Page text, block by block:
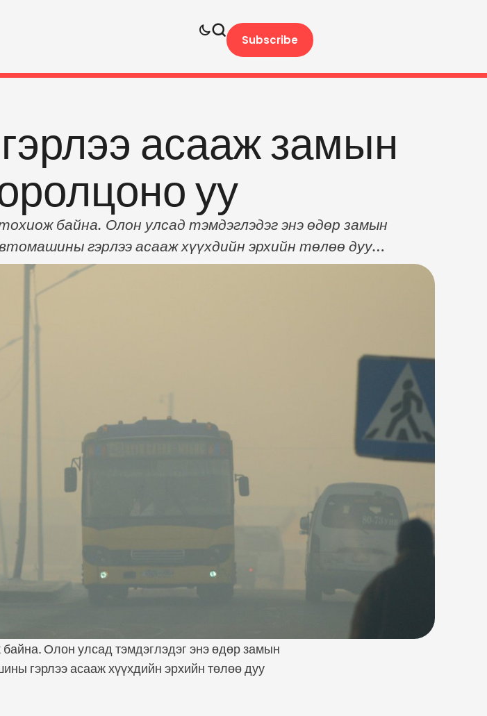
Subscribe
асааж замын
уу
байна. Олон улсад тэмдэглэдэг энэ өдөр замын
гэрлээ асааж хүүхдийн эрхийн төлөө дуу
багачуулаа хүндэтгэн гэрлээ асааж замын хөдөлгөөнд
уриаллаа.
Олон улсад тэмдэглэдэг энэ өдөр замын
гэрлээ асааж хүүхдийн эрхийн төлөө дуу